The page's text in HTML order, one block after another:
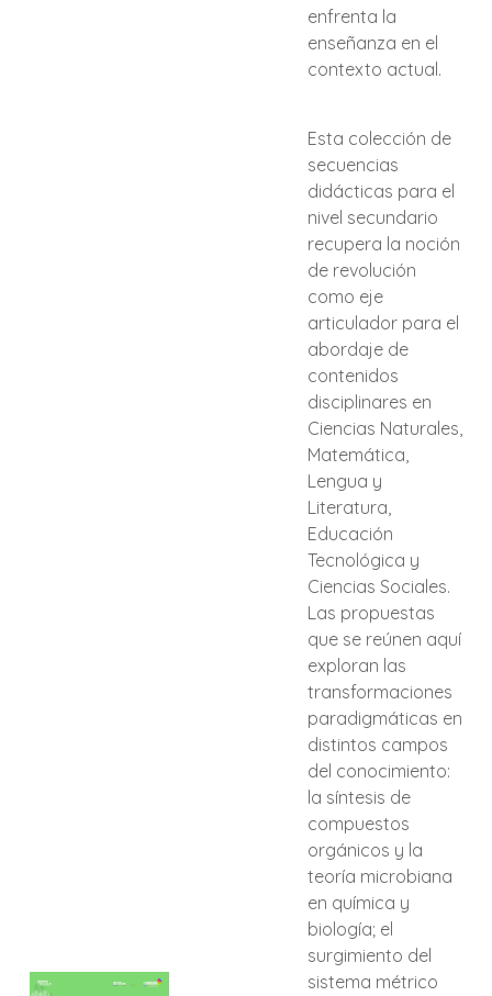
enfrenta la
enseñanza en el
contexto actual.
Esta colección de
secuencias
didácticas para el
nivel secundario
recupera la noción
de revolución
como eje
articulador para el
abordaje de
contenidos
disciplinares en
Ciencias Naturales,
Matemática,
Lengua y
Literatura,
Educación
Tecnológica y
Ciencias Sociales.
Las propuestas
que se reúnen aquí
exploran las
transformaciones
paradigmáticas en
distintos campos
del conocimiento:
la síntesis de
compuestos
orgánicos y la
teoría microbiana
en química y
biología; el
surgimiento del
sistema métrico